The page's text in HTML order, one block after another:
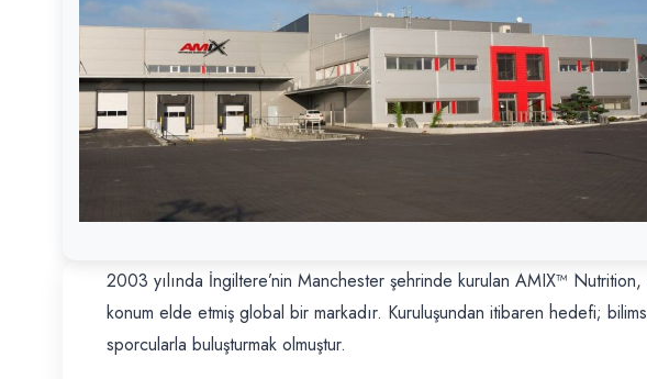
2003 yılında İngiltere’nin Manchester şehrinde kurulan AMIX™
konum elde etmiş global bir markadır. Kuruluşundan itibaren hedefi;
sporcularla buluşturmak olmuştur.